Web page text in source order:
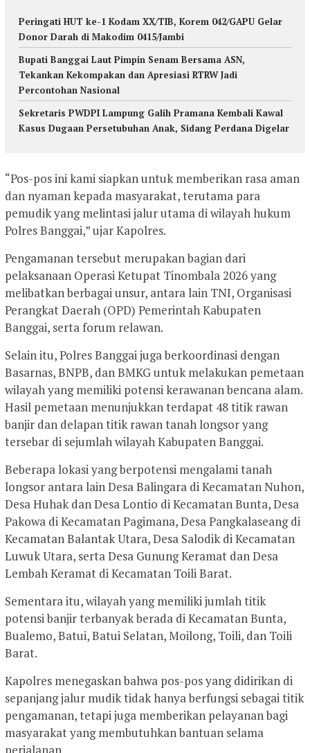
Peringati HUT ke-1 Kodam XX/TIB, Korem 042/GAPU Gelar
Donor Darah di Makodim 0415/Jambi
Bupati Banggai Laut Pimpin Senam Bersama ASN,
Tekankan Kekompakan dan Apresiasi RTRW Jadi
Percontohan Nasional
Sekretaris PWDPI Lampung Galih Pramana Kembali Kawal
Kasus Dugaan Persetubuhan Anak, Sidang Perdana Digelar
“Pos-pos ini kami siapkan untuk memberikan rasa aman
dan nyaman kepada masyarakat, terutama para
pemudik yang melintasi jalur utama di wilayah hukum
Polres Banggai,” ujar Kapolres.
Pengamanan tersebut merupakan bagian dari
pelaksanaan Operasi Ketupat Tinombala 2026 yang
melibatkan berbagai unsur, antara lain TNI, Organisasi
Perangkat Daerah (OPD) Pemerintah Kabupaten
Banggai, serta forum relawan.
Selain itu, Polres Banggai juga berkoordinasi dengan
Basarnas, BNPB, dan BMKG untuk melakukan pemetaan
wilayah yang memiliki potensi kerawanan bencana alam.
Hasil pemetaan menunjukkan terdapat 48 titik rawan
banjir dan delapan titik rawan tanah longsor yang
tersebar di sejumlah wilayah Kabupaten Banggai.
Beberapa lokasi yang berpotensi mengalami tanah
longsor antara lain Desa Balingara di Kecamatan Nuhon,
Desa Huhak dan Desa Lontio di Kecamatan Bunta, Desa
Pakowa di Kecamatan Pagimana, Desa Pangkalaseang di
Kecamatan Balantak Utara, Desa Salodik di Kecamatan
Luwuk Utara, serta Desa Gunung Keramat dan Desa
Lembah Keramat di Kecamatan Toili Barat.
Sementara itu, wilayah yang memiliki jumlah titik
potensi banjir terbanyak berada di Kecamatan Bunta,
Bualemo, Batui, Batui Selatan, Moilong, Toili, dan Toili
Barat.
Kapolres menegaskan bahwa pos-pos yang didirikan di
sepanjang jalur mudik tidak hanya berfungsi sebagai titik
pengamanan, tetapi juga memberikan pelayanan bagi
masyarakat yang membutuhkan bantuan selama